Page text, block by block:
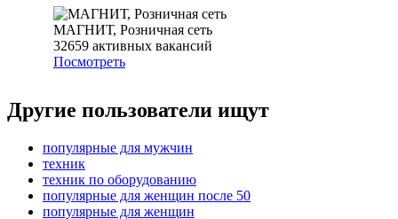
МАГНИТ, Розничная сеть
32659 активных вакансий
Посмотреть
Другие пользователи ищут
популярные для мужчин
техник
техник по оборудованию
популярные для женщин после 50
популярные для женщин